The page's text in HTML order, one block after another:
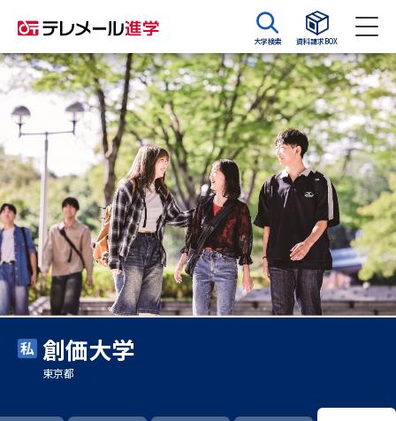
大学検索 資料請求BOX
資料請求 資料検索
大学・短大の資料種類から請求
大学パンフ 学部・学科パンフ
総合型選抜・学校推薦型選抜 募
集要項＆願書
大学入学共通テスト利用選抜の
募集要項＆願書
過去問題集
大学・短大以外の資料から請求
創価大学
東京都